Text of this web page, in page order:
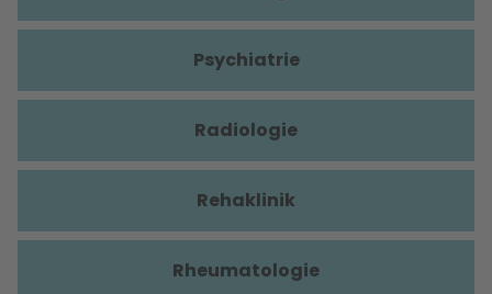
Psychiatrie
Radiologie
Rehaklinik
Rheumatologie